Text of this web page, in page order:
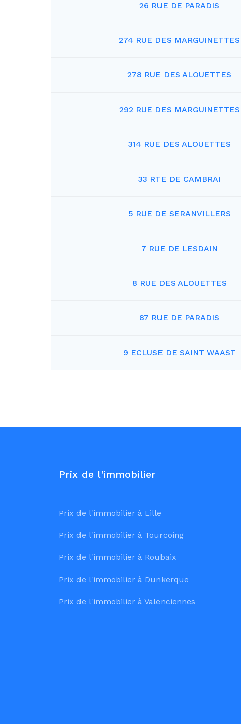
26 RUE DE PARADIS
274 RUE DES MARGUINETTES
278 RUE DES ALOUETTES
292 RUE DES MARGUINETTES
314 RUE DES ALOUETTES
33 RTE DE CAMBRAI
5 RUE DE SERANVILLERS
7 RUE DE LESDAIN
8 RUE DES ALOUETTES
87 RUE DE PARADIS
9 ECLUSE DE SAINT WAAST
Prix de l'immobilier
Prix de l'immobilier à Lille
Prix de l'immobilier à Tourcoing
Prix de l'immobilier à Roubaix
Prix de l'immobilier à Dunkerque
Prix de l'immobilier à Valenciennes